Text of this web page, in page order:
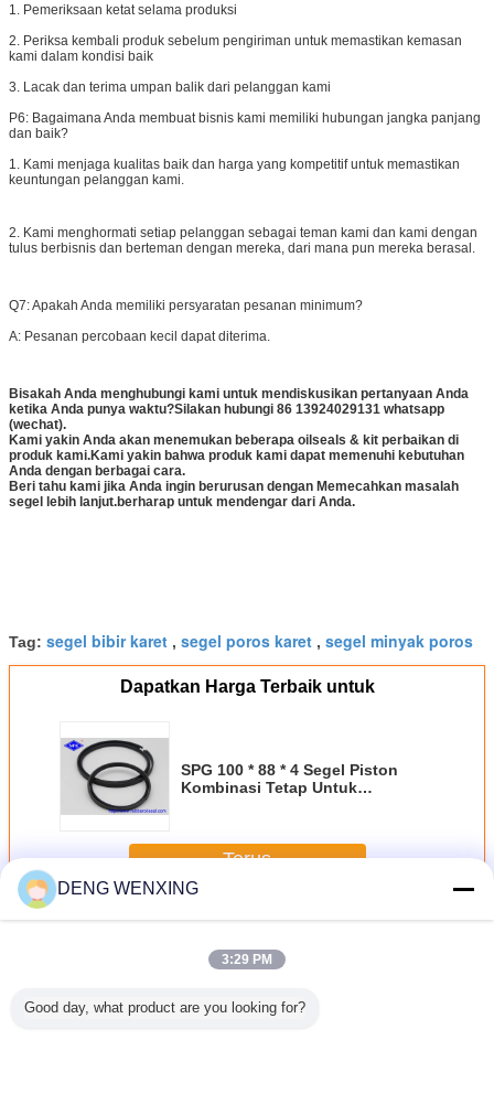
1. Pemeriksaan ketat selama produksi
2. Periksa kembali produk sebelum pengiriman untuk memastikan kemasan
kami dalam kondisi baik
3. Lacak dan terima umpan balik dari pelanggan kami
P6: Bagaimana Anda membuat bisnis kami memiliki hubungan jangka panjang
dan baik?
1. Kami menjaga kualitas baik dan harga yang kompetitif untuk memastikan
keuntungan pelanggan kami.
2. Kami menghormati setiap pelanggan sebagai teman kami dan kami dengan
tulus berbisnis dan berteman dengan mereka, dari mana pun mereka berasal.
Q7: Apakah Anda memiliki persyaratan pesanan minimum?
A: Pesanan percobaan kecil dapat diterima.
Bisakah Anda menghubungi kami untuk mendiskusikan pertanyaan Anda
ketika Anda punya waktu?Silakan hubungi 86 13924029131 whatsapp
(wechat).
Kami yakin Anda akan menemukan beberapa oilseals & kit perbaikan di
produk kami.Kami yakin bahwa produk kami dapat memenuhi kebutuhan
Anda dengan berbagai cara.
Beri tahu kami jika Anda ingin berurusan dengan Memecahkan masalah
segel lebih lanjut.berharap untuk mendengar dari Anda.
Tag: segel bibir karet , segel poros karet , segel minyak poros
Dapatkan Harga Terbaik untuk
SPG 100 * 88 * 4 Segel Piston
Kombinasi Tetap Untuk
Terus
LebihKaret Oil Seal
DENG WENXING
3:29 PM
Good day, what product are you looking for?